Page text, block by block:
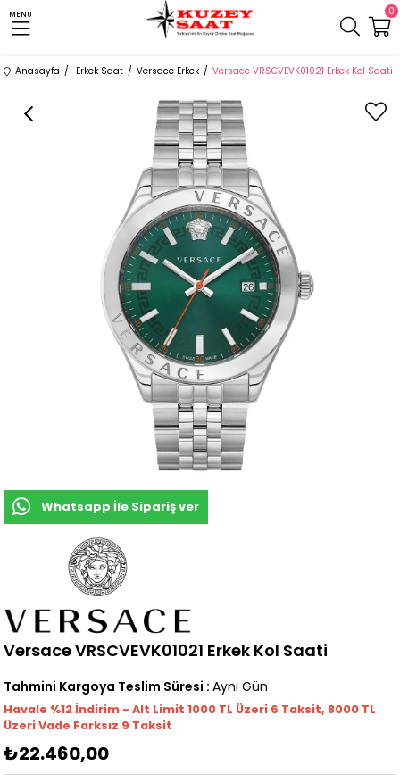
MENU 0
Anasayfa Erkek Saat Versace Erkek Versace VRSCVEVK01021 Erkek Kol Saati
Whatsapp İle Sipariş ver
Versace VRSCVEVK01021 Erkek Kol Saati
Tahmini Kargoya Teslim Süresi : Aynı Gün
Havale %12 İndirim - Alt Limit 1000 TL Üzeri 6 Taksit, 8000 TL
Üzeri Vade Farksız 9 Taksit
₺22.460,00